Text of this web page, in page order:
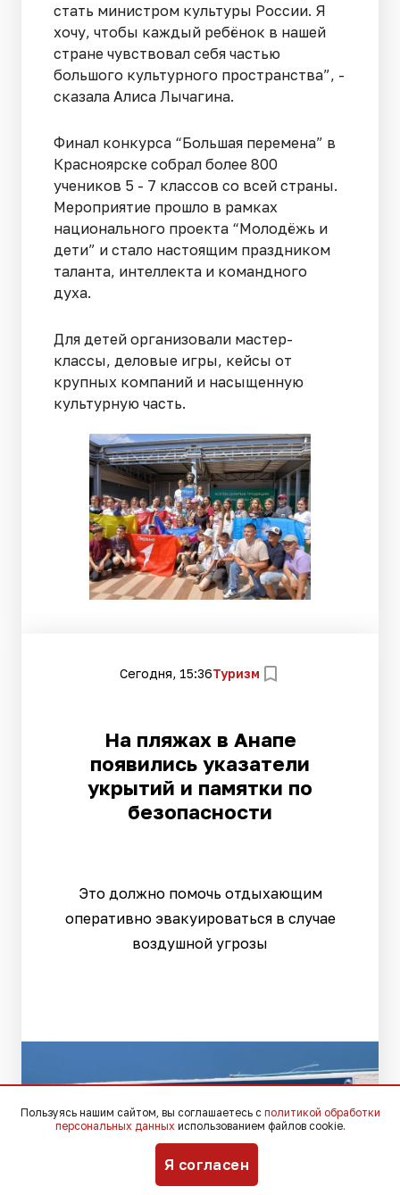
стать министром культуры России. Я
хочу, чтобы каждый ребёнок в нашей
стране чувствовал себя частью
большого культурного пространства”, -
сказала Алиса Лычагина.
Финал конкурса “Большая перемена” в
Красноярске собрал более 800
учеников 5 - 7 классов со всей страны.
Мероприятие прошло в рамках
национального проекта “Молодёжь и
дети” и стало настоящим праздником
таланта, интеллекта и командного
духа.
Для детей организовали мастер-
классы, деловые игры, кейсы от
крупных компаний и насыщенную
культурную часть.
Сегодня, 15:36Туризм
На пляжах в Анапе
появились указатели
укрытий и памятки по
безопасности
Это должно помочь отдыхающим
оперативно эвакуироваться в случае
воздушной угрозы
Пользуясь нашим сайтом, вы соглашаетесь с политикой обработки
персональных данных использованием файлов cookie.
Я согласен